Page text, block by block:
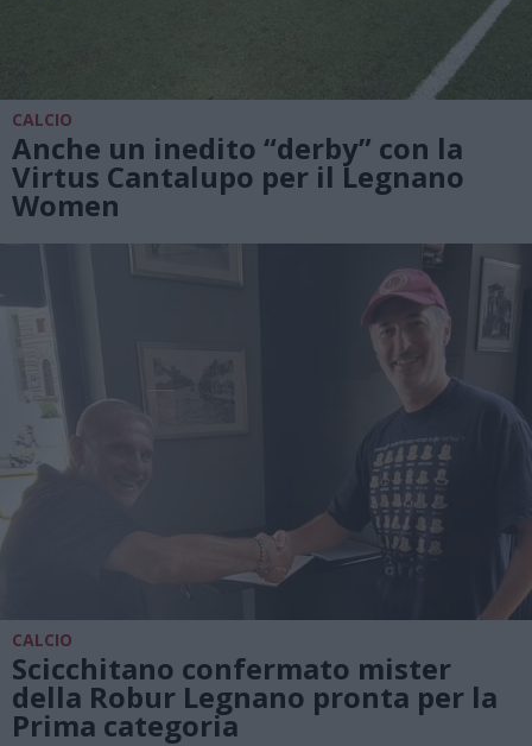
CALCIO
Anche un inedito “derby” con la
Virtus Cantalupo per il Legnano
Women
CALCIO
Scicchitano confermato mister
della Robur Legnano pronta per la
Prima categoria